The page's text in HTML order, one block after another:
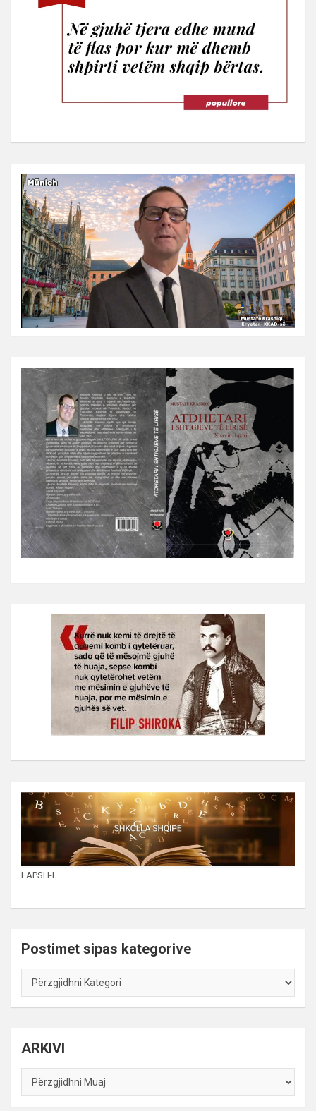
LAPSH-I
Postimet sipas kategorive
Postimet
kategorive
ARKIVI
ARKIVI